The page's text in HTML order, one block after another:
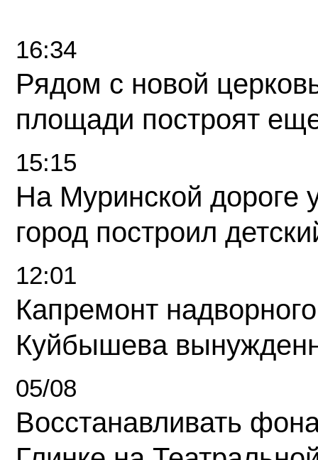
16:34
Рядом с новой
площади построят
15:15
На Муринской дороге
город построил
12:01
Капремонт
Куйбышева
05/08
Восстанавливать